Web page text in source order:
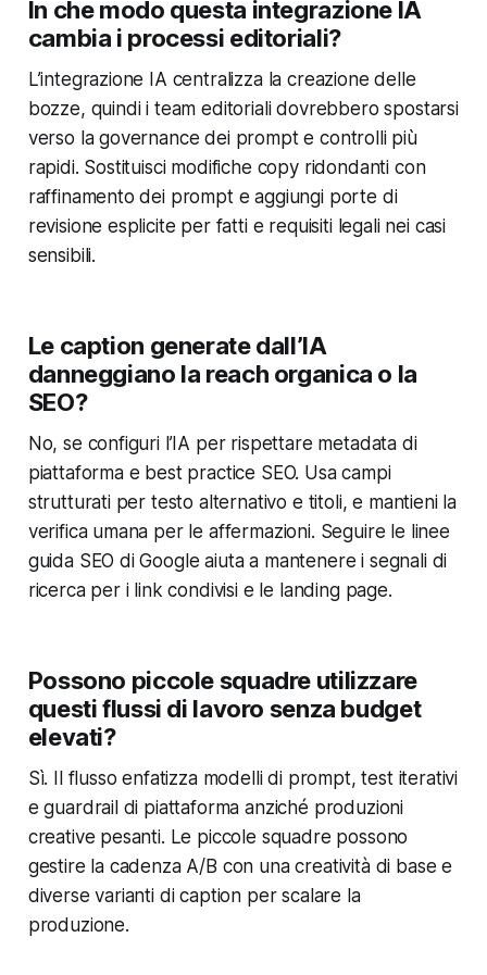
In che modo questa integrazione IA
cambia i processi editoriali?
L’integrazione IA centralizza la creazione delle
bozze, quindi i team editoriali dovrebbero spostarsi
verso la governance dei prompt e controlli più
rapidi. Sostituisci modifiche copy ridondanti con
raffinamento dei prompt e aggiungi porte di
revisione esplicite per fatti e requisiti legali nei casi
sensibili.
Le caption generate dall’IA
danneggiano la reach organica o la
SEO?
No, se configuri l’IA per rispettare metadata di
piattaforma e best practice SEO. Usa campi
strutturati per testo alternativo e titoli, e mantieni la
verifica umana per le affermazioni. Seguire le linee
guida SEO di Google aiuta a mantenere i segnali di
ricerca per i link condivisi e le landing page.
Possono piccole squadre utilizzare
questi flussi di lavoro senza budget
elevati?
Sì. Il flusso enfatizza modelli di prompt, test iterativi
e guardrail di piattaforma anziché produzioni
creative pesanti. Le piccole squadre possono
gestire la cadenza A/B con una creatività di base e
diverse varianti di caption per scalare la
produzione.